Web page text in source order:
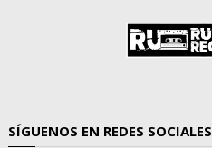
SÍGUENOS EN REDES SOCIALES